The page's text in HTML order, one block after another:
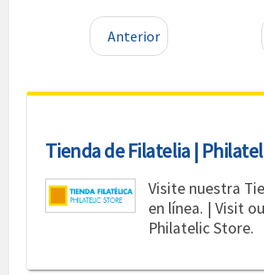
Anterior
Tienda de Filatelia |
Visite nuestra
en línea. | Visit
Philatelic Store.